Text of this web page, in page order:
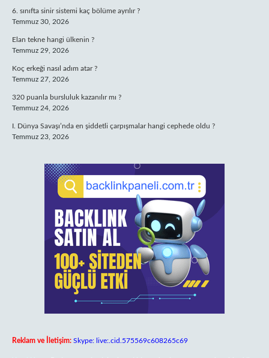
6. sınıfta sinir sistemi kaç bölüme ayrılır ?
Temmuz 30, 2026
Elan tekne hangi ülkenin ?
Temmuz 29, 2026
Koç erkeği nasıl adım atar ?
Temmuz 27, 2026
320 puanla bursluluk kazanılır mı ?
Temmuz 24, 2026
I. Dünya Savaşı’nda en şiddetli çarpışmalar hangi cephede oldu ?
Temmuz 23, 2026
Reklam ve İletişim: Skype: live:.cid.575569c608265c69